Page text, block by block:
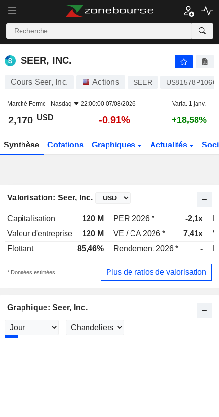
SEER, INC.
SEER, INC.
Cours Seer, Inc. Actions SEER US81578P1066
Marché Fermé - Nasdaq 22:00:00 07/08/2026 Varia. 1 janv.
2,170 USD -0,91% +18,58%
Synthèse Cotations Graphiques Actualités
Valorisation: Seer, Inc.
Capitalisation 120 M PER 2026 * -2,1x
Valeur d'entreprise
120 M VE / CA 2026 * 7,41x
Flottant
85,46% Rendement 2026 * -
* Données estimées Plus de ratios de valorisation
Graphique: Seer, Inc.